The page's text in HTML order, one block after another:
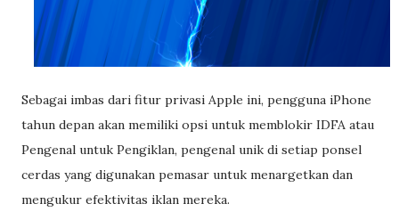
Sebagai imbas dari fitur privasi Apple ini, pengguna iPhone
tahun depan akan memiliki opsi untuk memblokir IDFA atau
Pengenal untuk Pengiklan, pengenal unik di setiap ponsel
cerdas yang digunakan pemasar untuk menargetkan dan
mengukur efektivitas iklan mereka.